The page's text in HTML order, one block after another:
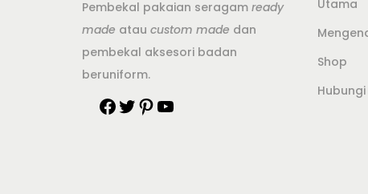
Pembekal pakaian seragam ready
made atau custom made dan
pembekal aksesori badan
beruniform.
Utama
Shop